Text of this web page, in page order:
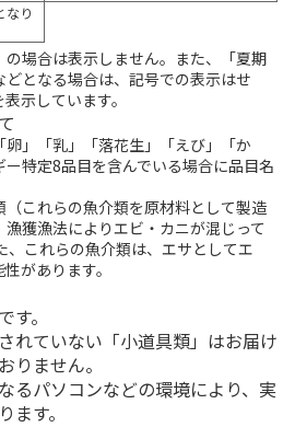
なり
場合は表示しません。また、「夏期
となる場合は、記号での表示はせ
示しています。
」「乳」「落花生」「えび」「か
特定8品目を含んでいる場合に品目名
これらの魚介類を原材料として製造
獲漁法によりエビ・カニが混じって
、これらの魚介類は、エサとしてエ
があります。
。
れていない「小道具類」はお届け
りません。
るパソコンなどの環境により、実
ます。